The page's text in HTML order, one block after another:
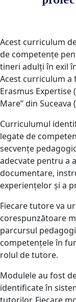
Acest curriculum
de competențe
tineri adulți în exil
Acest curriculum
Erasmus Expertise
Mare” din Suceava
Curriculumul
legate de
secvențe
adecvate pentru a
documentare,
experiențelor și a
Fiecare tutore va
corespunzătoare
parcursul
competențele în
rolul de tutore.
Modulele au fost
identificate în